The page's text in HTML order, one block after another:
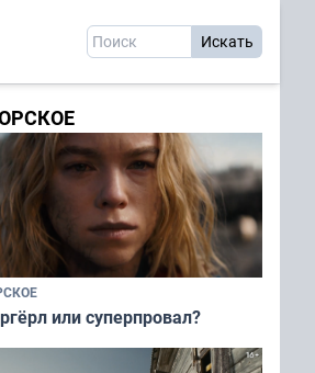
или суперпровал?